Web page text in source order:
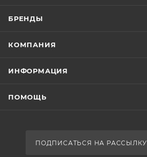
БРЕНДЫ
КОМПАНИЯ
ИНФОРМАЦИЯ
ПОМОЩЬ
ПОДПИСАТЬСЯ НА РАССЫЛКУ